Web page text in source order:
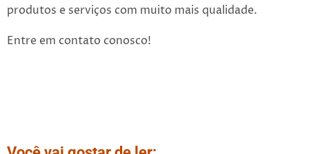
produtos e serviços com muito mais qualidade.
Entre em contato conosco!